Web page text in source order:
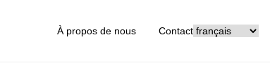
À propos de nous Contact